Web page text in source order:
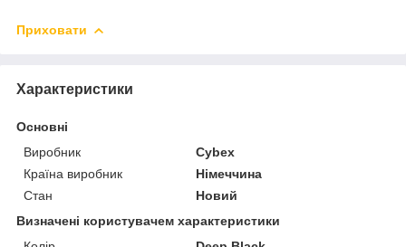
Приховати
Характеристики
Основні
Виробник
Cybex
Країна виробник
Німеччина
Стан
Новий
Визначені користувачем характеристики